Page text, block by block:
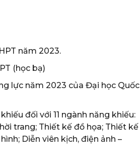
năm 2023.
(học bạ)
lực năm 2023 của Đại học Quốc
đối với 11 ngành năng khiếu:
trang; Thiết kế đồ họa; Thiết kế
Diễn viên kịch, điện ảnh –